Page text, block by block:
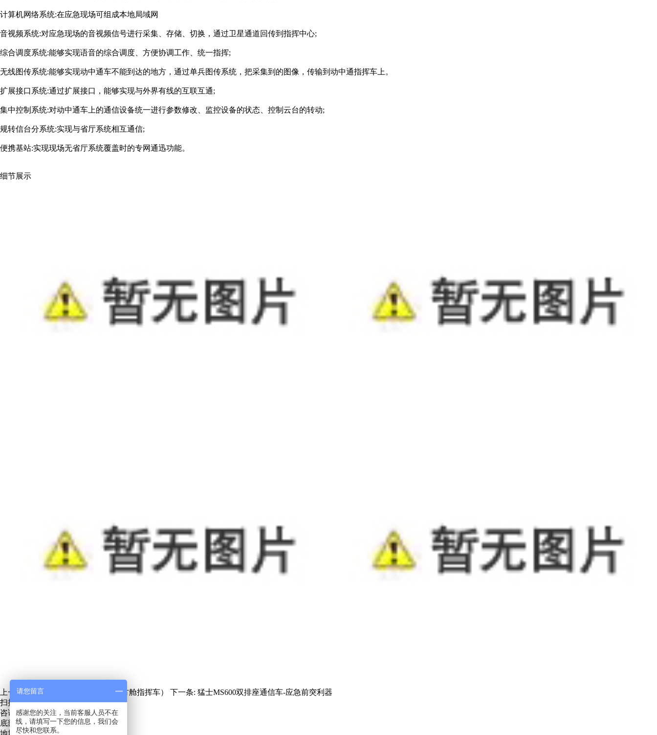
计算机网络系统:在应急现场可组成本地局域网
音视频系统:对应急现场的音视频信号进行采集、存储、切换，通过卫星通道回传到指挥中心;
综合调度系统:能够实现语音的综合调度、方便协调工作、统一指挥;
无线图传系统:能够实现动中通车不能到达的地方，通过单兵图传系统，把采集到的图像，传输到动中通指挥车上。
扩展接口系统:通过扩展接口，能够实现与外界有线的互联互通;
集中控制系统:对动中通车上的通信设备统一进行参数修改、监控设备的状态、控制云台的转动;
规转信台分系统:实现与省厅系统相互通信;
便携基站:实现现场无省厅系统覆盖时的专网通迅功能。
细节展示
上一条:气象方舱指挥车（大型拓展方舱指挥车） 下一条: 猛士MS600双排座通信车-应急前突利器
扫描关注微信服务号
咨询热线：13271219889
底部地址地图
地址：青岛市城阳区招商LAVIE公社
请您留言
感谢您的关注，当前客服人员不在
线，请填写一下您的信息，我们会
尽快和您联系。